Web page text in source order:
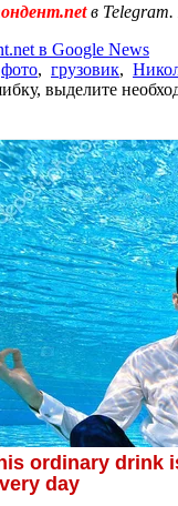
в
в Google News
фото, грузовик,
выделите